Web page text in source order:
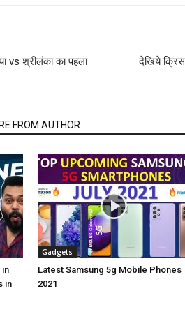
vs श्रीलंका का पहला
देखिये क्रिस
FROM AUTHOR
in
in
Gadgets
Latest Samsung 5g Mobile Phones
2021